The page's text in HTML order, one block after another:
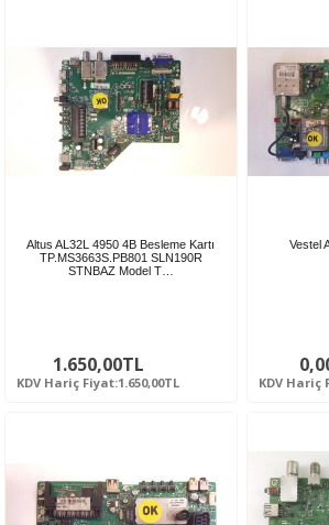
Altus AL32L 4950 4B Besleme Kartı
TP.MS3663S.PB801 SLN190R
STNBAZ Model T…
1.650,00TL
KDV Hariç Fiyat:1.650,00TL
Vestel
KDV Hariç